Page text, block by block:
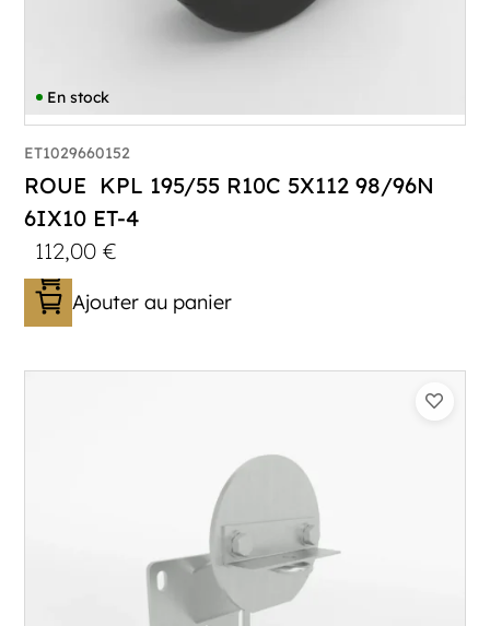
En stock
ET1029660152
ROUE KPL 195/55 R10C 5X112 98/96N
6IX10 ET-4
112,00€
Ajouter au panier